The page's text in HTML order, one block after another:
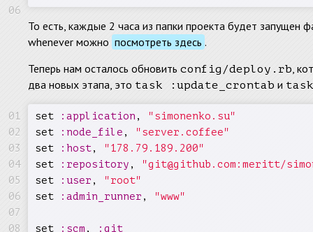
То есть, каждые 2 часа из папки проекта будет запущен
whenever можно посмотреть здесь .
Теперь нам осталось обновить config/deploy.rb,
два новых этапа, это task :update_crontab и
set :application ,
"simonenko.su"
set
:node_file ,
"server.coffee"
set
:host,
"178.79.189.200"
set
:repository ,
"git@github.com:meritt/
set
:user ,
"root"
set
:admin_runner , "www"
set :scm ,
:git